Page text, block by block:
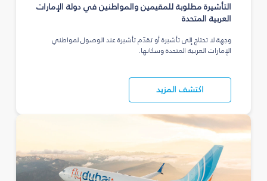
التأشيرة مطلوبة للمقيمين والمواطنين في دولة الإمارات
العربية المتحدة
وجهة لا تحتاج إلى تأشيرة أو تقدّم تأشيرة عند الوصول لمواطني
الإمارات العربية المتحدة وسكانها.
اكتشف المزيد